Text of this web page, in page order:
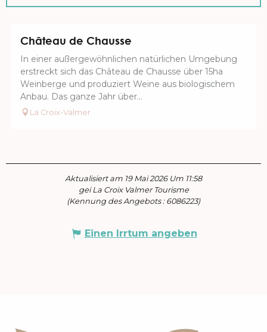
Château de Chausse
In einer außergewöhnlichen natürlichen Umgebung
erstreckt sich das Château de Chausse über 15ha
Weinberge und produziert Weine aus biologischem
Anbau. Das ganze Jahr über...
La Croix-Valmer
Aktualisiert am 19 Mai 2026 Um 11:58
gei La Croix Valmer Tourisme
(Kennung des Angebots : 6086223)
Einen Irrtum angeben